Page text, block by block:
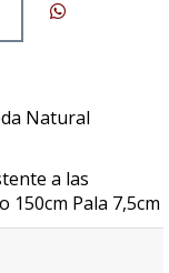
Natural
a las
150cm Pala 7,5cm